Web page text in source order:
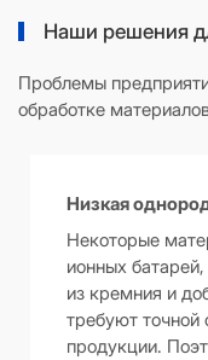
Наши решения
Проблемы
обработке
Низкая
Некоторые
ионных
из кремния и
требуют точной
продукции.